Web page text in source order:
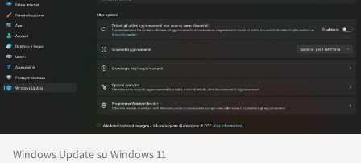
Windows Update su Windows 11